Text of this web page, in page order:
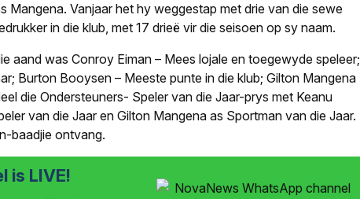
Mangena. Vanjaar het hy weggestap met drie van die sewe
in die klub, met 17 drieë vir die seisoen op sy naam.
aand was Conroy Eiman – Mees lojale en toegewyde speleer;
Burton Booysen – Meeste punte in die klub; Gilton Mangena
die Ondersteuners- Speler van die Jaar-prys met Keanu
van die Jaar en Gilton Mangena as Sportman van die Jaar.
baadjie ontvang.
is LIVE!